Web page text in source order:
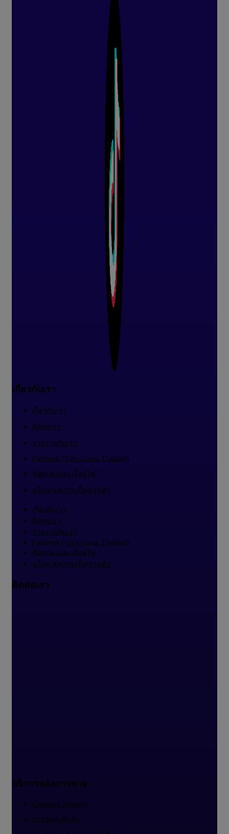
เกี่ยวกับเรา
เกี่ยวกับเรา
ติดต่อเรา
ร่วมงานกับเรา
Facebook (Vnix Group Thailand)
ข้อตกลงและเงื่อนไข
นโยบายความเป็นส่วนตัว
เกี่ยวกับเรา
ติดต่อเรา
ร่วมงานกับเรา
Facebook (Vnix Group Thailand)
ข้อตกลงและเงื่อนไข
นโยบายความเป็นส่วนตัว
ติดต่อเรา
บริการหลังการขาย
Computer Network
การจัดส่งสินค้า